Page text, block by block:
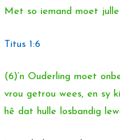
Met so iemand moet
Titus 1:6
(6)’n Ouderling moet
vrou getrou wees, en sy
hê dat hulle losbandig